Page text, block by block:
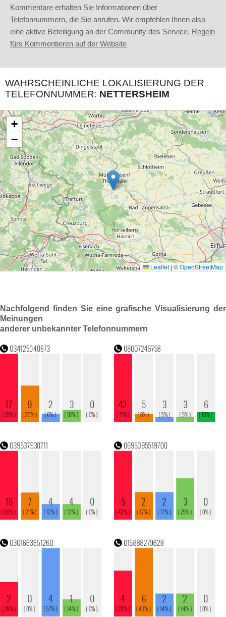
Kommentare erhalten Sie Informationen über
Telefonnummern, die Sie anrufen. Wir empfehlen Ihnen also
eine aktive Beteiligung an der Community des Service. Regeln
fürs Kommentieren auf der Website
WAHRSCHEINLICHE LOKALISIERUNG DER
TELEFONNUMMER: NETTERSHEIM
Nachfolgend finden Sie eine grafische Visualisierung der
Meinungen
anderer unbekannter Telefonnummern